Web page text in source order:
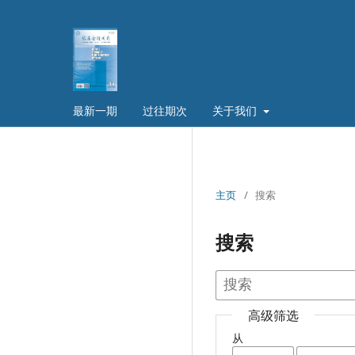
最新一期 过往期次 关于我们
主页 / 搜索
搜索
高级筛选
从